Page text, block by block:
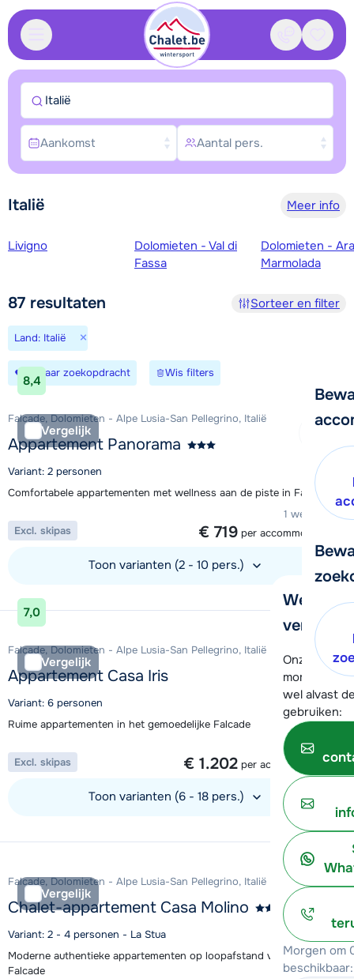
Contact
We
verder!
Onze
moment
wel alvast
gebruiken:
Morgen om
beschikbaar:
Italië Meer info
Skigebieden
Livigno
Dolomieten - Val di
Fassa
Dolomieten -
Marmolada
87 resultaten Sorteer en filter
Land: Italië ×
Bewaar zoekopdracht Wis filters
8,4
Vergelijk
Falcade, Dolomieten - Alpe Lusia-San Pellegrino, Italië
Appartement Panorama
Variant: 2 personen
Comfortabele appartementen met wellness aan de piste in Falcade
1 week vanaf
€ 719 per accommodatie
Excl. skipas
Toon varianten (2 - 10 pers.)
Bekijk accommodatie
7,0
Vergelijk
Falcade, Dolomieten - Alpe Lusia-San Pellegrino, Italië
Appartement Casa Iris
Variant: 6 personen
Ruime appartementen in het gemoedelijke Falcade
1 week vanaf
€ 1.202 per accommodatie
Excl. skipas
Toon varianten (6 - 18 pers.)
Vergelijk
Falcade, Dolomieten - Alpe Lusia-San Pellegrino, Italië
Chalet-appartement Casa Molino
Variant: 2 - 4 personen - La Stua
Moderne authentieke appartementen op loopafstand van lift in
Falcade
Italië
Aankomst Aantal pers.